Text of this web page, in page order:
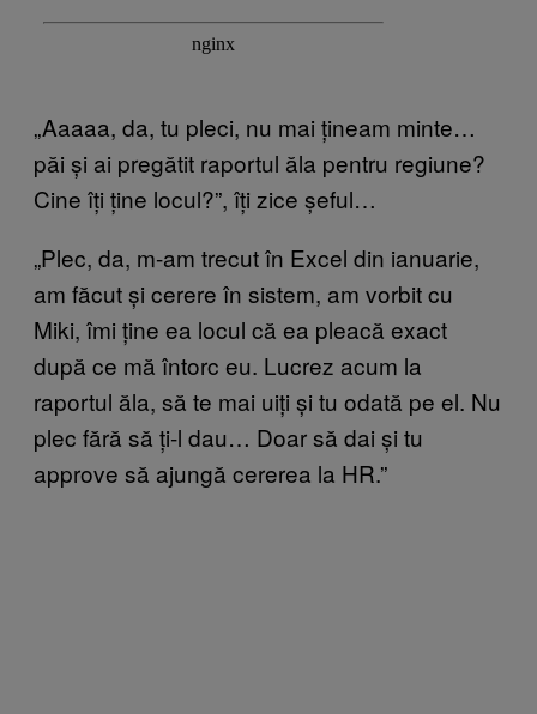
„Aaaaa, da, tu pleci, nu mai țineam minte…
păi și ai pregătit raportul ăla pentru regiune?
Cine îți ține locul?”, îți zice șeful…
„Plec, da, m-am trecut în Excel din ianuarie,
am făcut și cerere în sistem, am vorbit cu
Miki, îmi ține ea locul că ea pleacă exact
după ce mă întorc eu. Lucrez acum la
raportul ăla, să te mai uiți și tu odată pe el. Nu
plec fără să ți-l dau… Doar să dai și tu
approve să ajungă cererea la HR.”